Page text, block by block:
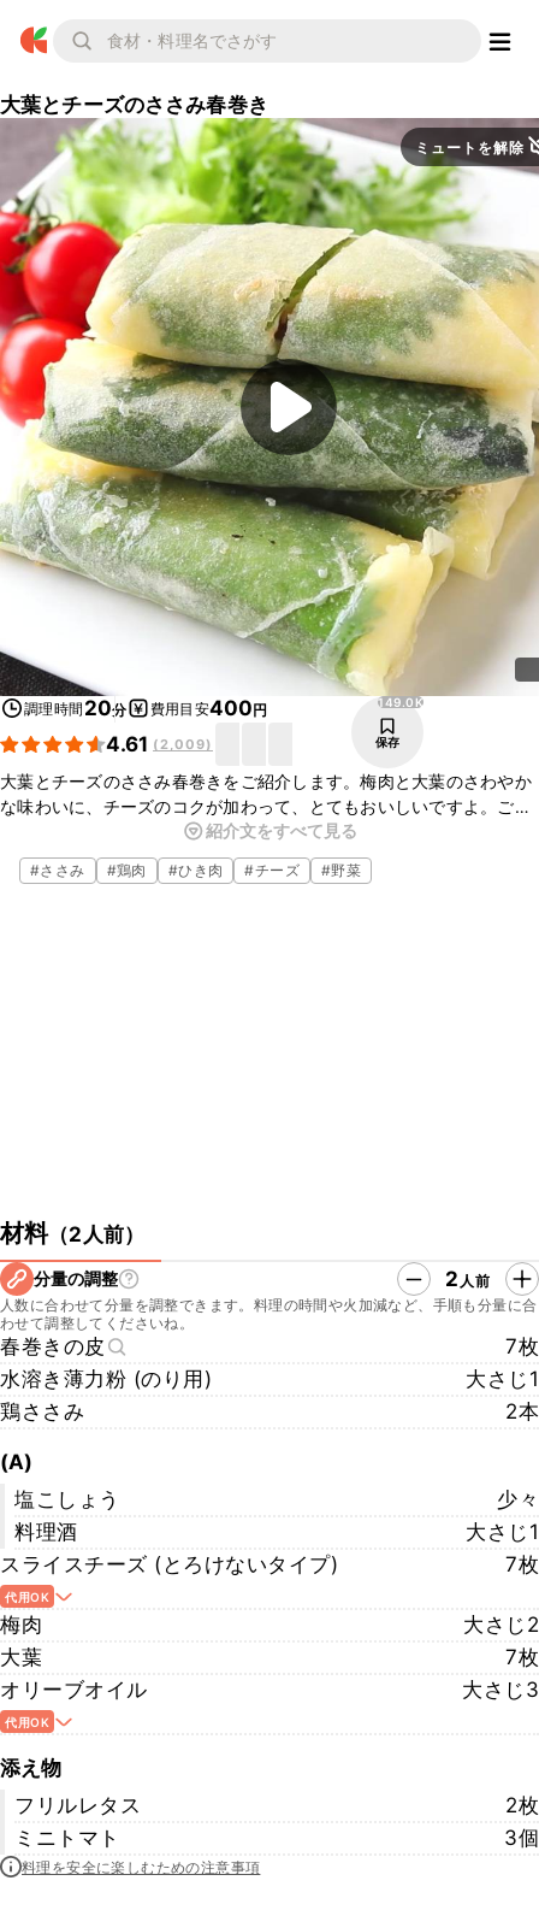
大葉とチーズのささみ春巻き
ミュートを解除
調理時間 20分 費用目安400円
4.61 (2,009)
149.0K
保存
大葉とチーズのささみ春巻きをご紹介します。梅肉と大葉のさわやか
な味わいに、チーズのコクが加わって、とてもおいしいですよ。ごは
んのおかずにも、お酒のおつまみにもおすすめなので、ぜひお試しく
ださいね。
紹介文をすべて見る
#ささみ #鶏肉 #ひき肉 #チーズ #野菜
材料（2人前）
分量の調整 2 人前
人数に合わせて分量を調整できます。料理の時間や火加減など、手順も分量に合
わせて調整してくださいね。
春巻きの皮
7枚
水溶き薄力粉 (のり用)
大さじ1
鶏ささみ
2本
(A)
塩こしょう
少々
料理酒
大さじ1
スライスチーズ (とろけないタイプ)
7枚
代用OK
梅肉
大さじ2
大葉
7枚
オリーブオイル
大さじ3
代用OK
添え物
フリルレタス
2枚
ミニトマト
3個
料理を安全に楽しむための注意事項